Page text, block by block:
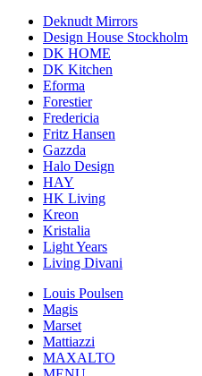
Deknudt Mirrors
Design House Stockholm
DK HOME
DK Kitchen
Eforma
Forestier
Fredericia
Fritz Hansen
Gazzda
Halo Design
HAY
HK Living
Kreon
Kristalia
Light Years
Living Divani
Louis Poulsen
Magis
Marset
Mattiazzi
MAXALTO